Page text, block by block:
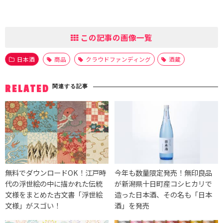
この記事の画像一覧
日本酒 商品 クラウドファンディング 酒蔵
RELATED 関連する記事
無料でダウンロードOK！江戸時
代の浮世絵の中に描かれた伝統
文様をまとめた古文書「浮世絵
文様」がスゴい！
今年も数量限定発売！無印良品
が新潟県十日町産コシヒカリで
造った日本酒、その名も「日本
酒」を発売